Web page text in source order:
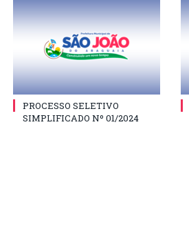
PROCESSO SELETIVO
SIMPLIFICADO Nº 01/2024